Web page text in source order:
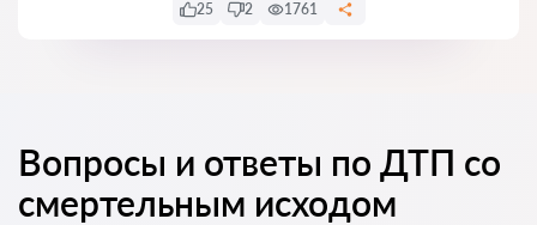
25 2 1761
Вопросы и ответы по ДТП со
смертельным исходом